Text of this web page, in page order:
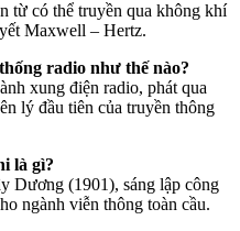
từ có thể truyền qua không khí
Maxwell – Hertz.
radio như thế nào?
xung điện radio, phát qua
lý đầu tiên của truyền thông
là gì?
Dương (1901), sáng lập công
ngành viễn thông toàn cầu.